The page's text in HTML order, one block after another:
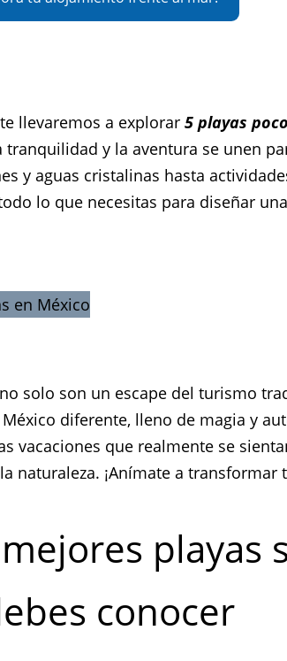
llevaremos a explorar 5 playas
tranquilidad y la aventura se unen
y aguas cristalinas hasta
lo que necesitas para diseñar
solo son un escape del turismo
diferente, lleno de magia y
vacaciones que realmente se
naturaleza. ¡Anímate a
playas
conocer